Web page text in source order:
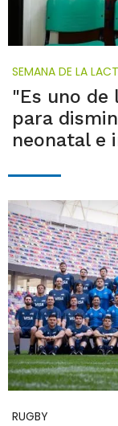
SEMANA DE LA
"Es uno de
para
neonatal e
RUGBY